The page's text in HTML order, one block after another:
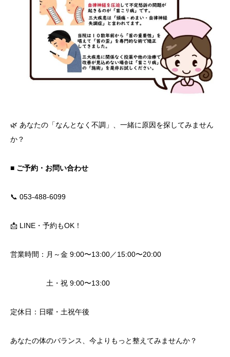
🌿 あなたの「なんとなく不調」、一緒に原因を探してみません
か？
■ ご予約・お問い合わせ
📞 053-488-6099
📩 LINE・予約もOK！
営業時間：月～金 9:00〜13:00／15:00〜20:00
土・祝 9:00〜13:00
定休日：日曜・土祝午後
あなたの体のバランス、今よりもっと整えてみませんか？